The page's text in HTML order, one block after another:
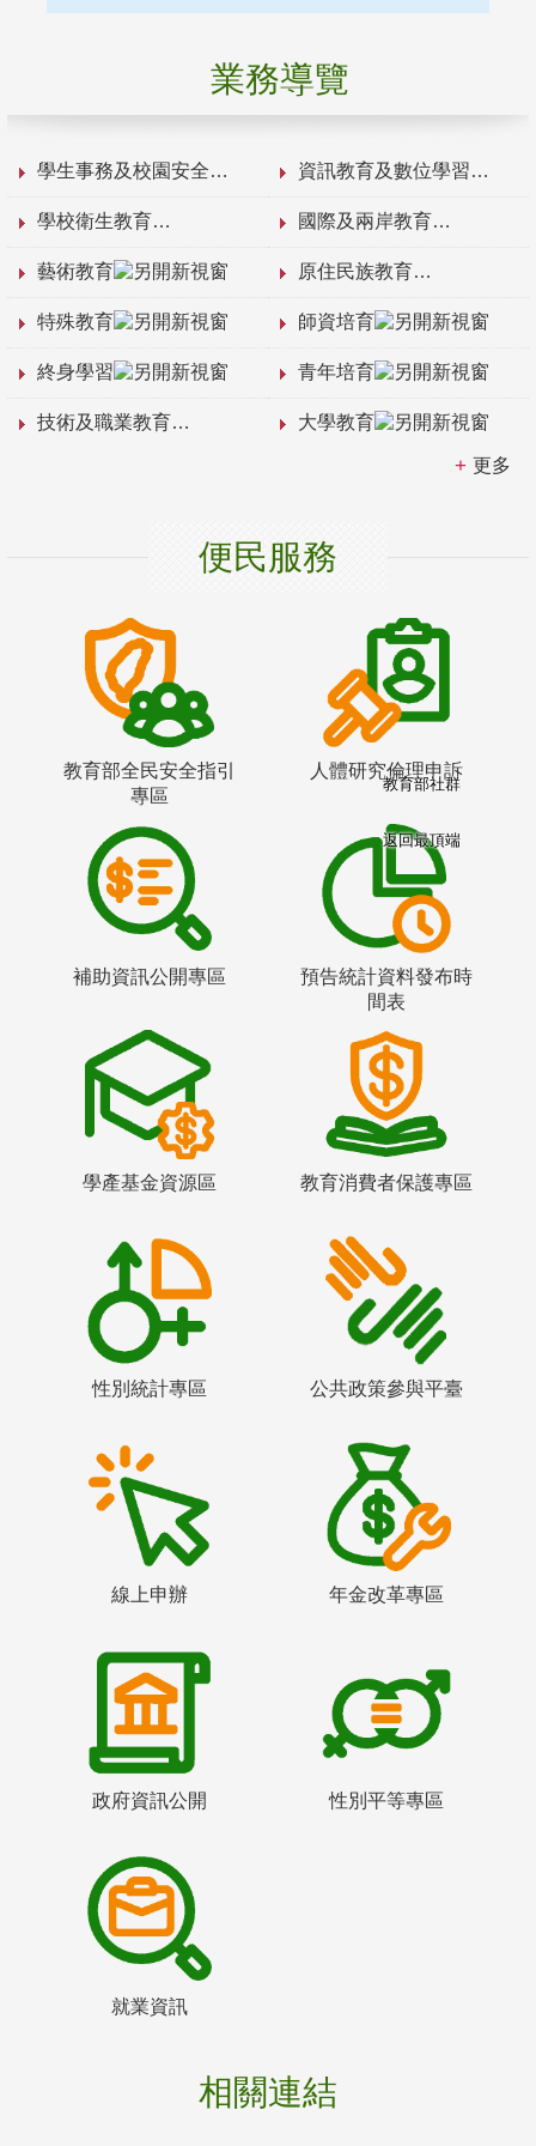
業務導覽
學生事務及校園安全 資訊教育及數位學習
學校衛生教育 國際及兩岸教育
藝術教育 原住民族教育
特殊教育 師資培育
終身學習 青年培育
技術及職業教育 大學教育
更多
便民服務
教育部全民安全指引
專區
人體研究倫理申訴
補助資訊公開專區
預告統計資料發布時
間表
學產基金資源區 教育消費者保護專區
性別統計專區 公共政策參與平臺
線上申辦 年金改革專區
政府資訊公開 性別平等專區
就業資訊
相關連結
教育部社群
返回最頂端